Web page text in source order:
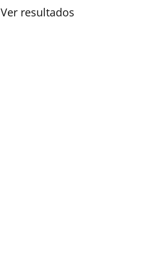
Ver resultados